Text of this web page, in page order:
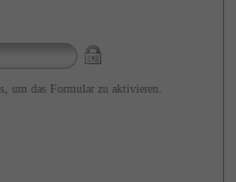
um das Formular zu aktivieren.